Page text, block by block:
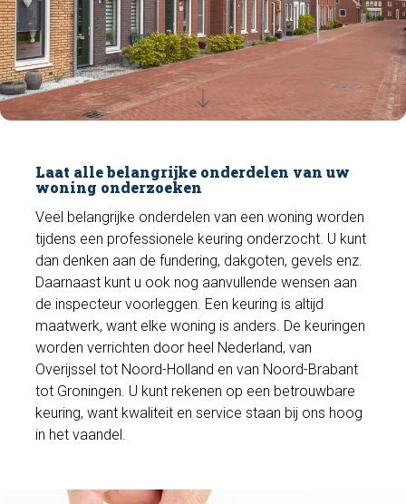
Laat alle belangrijke onderdelen van uw
woning onderzoeken
Veel belangrijke onderdelen van een woning worden
tijdens een professionele keuring onderzocht. U kunt
dan denken aan de fundering, dakgoten, gevels enz.
Daarnaast kunt u ook nog aanvullende wensen aan
de inspecteur voorleggen. Een keuring is altijd
maatwerk, want elke woning is anders. De keuringen
worden verrichten door heel Nederland, van
Overijssel tot Noord-Holland en van Noord-Brabant
tot Groningen. U kunt rekenen op een betrouwbare
keuring, want kwaliteit en service staan bij ons hoog
in het vaandel.